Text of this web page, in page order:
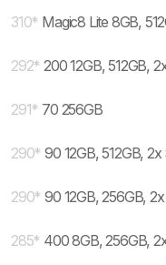
310* Magic8 Lite 8GB,
292* 200 12GB, 512GB,
291* 70 256GB
290* 90 12GB, 512GB, 2x
290* 90 12GB, 256GB,
285* 400 8GB, 256GB,